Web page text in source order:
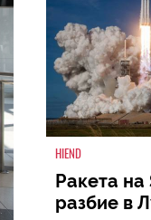
HIEND